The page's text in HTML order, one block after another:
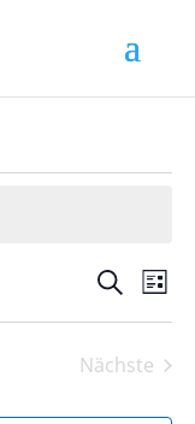
Suche
SucheListe
Nächste